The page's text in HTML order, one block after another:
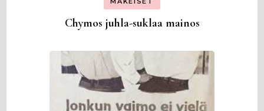
Chymos juhla-suklaa mainos